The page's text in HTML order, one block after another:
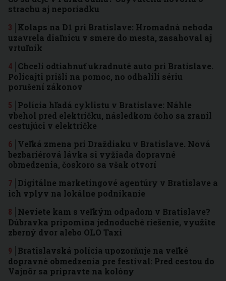
strachu aj neporiadku
Kolaps na D1 pri Bratislave: Hromadná nehoda
uzavrela diaľnicu v smere do mesta, zasahoval aj
vrtuľník
Chceli odtiahnuť ukradnuté auto pri Bratislave.
Policajti prišli na pomoc, no odhalili sériu
porušení zákonov
Polícia hľadá cyklistu v Bratislave: Náhle
vbehol pred električku, následkom čoho sa zranil
cestujúci v električke
Veľká zmena pri Draždiaku v Bratislave. Nová
bezbariérová lávka si vyžiada dopravné
obmedzenia, čoskoro sa však otvorí
Digitálne marketingové agentúry v Bratislave a
ich vplyv na lokálne podnikanie
Neviete kam s veľkým odpadom v Bratislave?
Dúbravka pripomína jednoduché riešenie, využite
zberný dvor alebo OLO Taxi
Bratislavská polícia upozorňuje na veľké
dopravné obmedzenia pre festival: Pred cestou do
Vajnôr sa pripravte na kolóny